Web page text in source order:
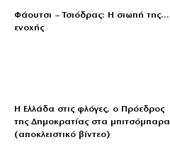
Φάουτσι – Τσιόδρας: Η σιωπή της…
ενοχής
Η Ελλάδα στις φλόγες, ο Πρόεδρος
της Δημοκρατίας στα μπιτσόμπαρα
(αποκλειστικό βίντεο)